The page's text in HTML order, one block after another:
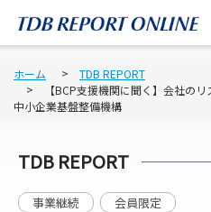
ホーム
TDB REPORT
【BCP支援機関に聞く】会社の
中小企業基盤整備機構
TDB REPORT
事業継続 会員限定